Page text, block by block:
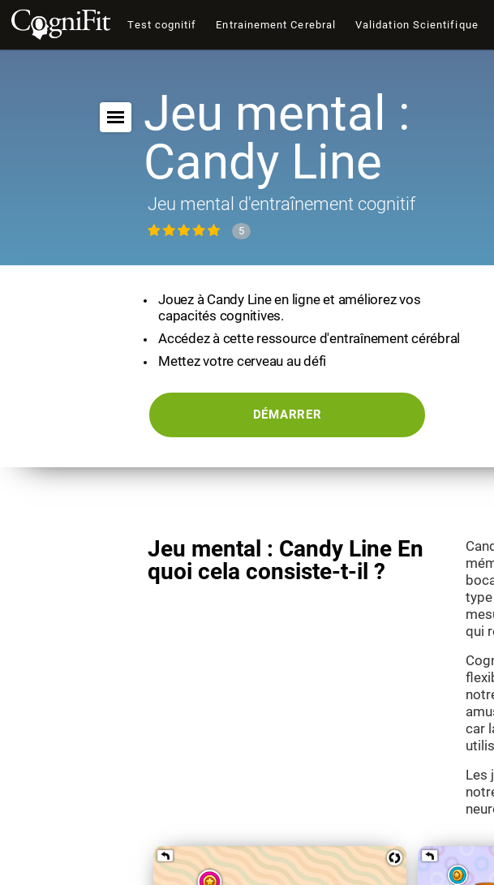
Test cognitif Entrainement Cerebral Validation Scientifique
Jeu mental :
Candy Line
Jeu mental d'entraînement cognitif
5
Jouez à Candy Line en ligne et améliorez vos
capacités cognitives.
Accédez à cette ressource d'entraînement cérébral
Mettez votre cerveau au défi
DÉMARRER
Jeu mental : Candy Line En
quoi cela consiste-t-il ?
qui
car
Les